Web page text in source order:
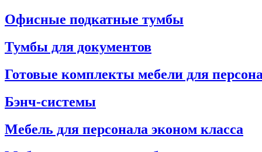
Офисные подкатные тумбы
Тумбы для документов
Готовые комплекты мебели для
Бэнч-системы
Мебель для персонала эконом класса